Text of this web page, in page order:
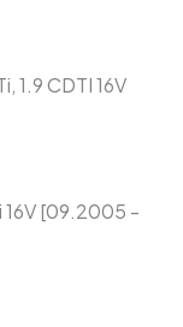
1.9 CDTI 16V
16V [09.2005 -